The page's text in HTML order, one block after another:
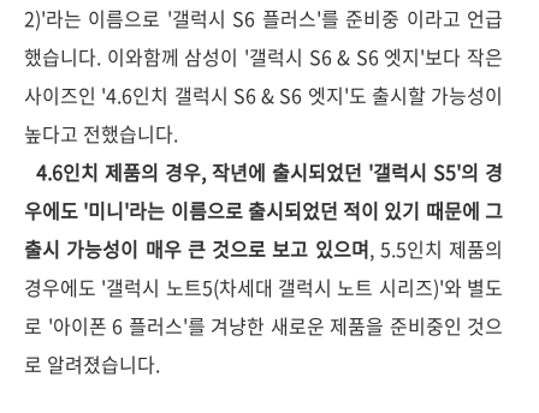
2)'라는 이름으로 '갤럭시 S6 플러스'를 준비중 이라고 언급
했습니다. 이와함께 삼성이 '갤럭시 S6 & S6 엣지'보다 작은
사이즈인 '4.6인치 갤럭시 S6 & S6 엣지'도 출시할 가능성이
높다고 전했습니다.
4.6인치 제품의 경우, 작년에 출시되었던 '갤럭시 S5'의 경
우에도 '미니'라는 이름으로 출시되었던 적이 있기 때문에 그
출시 가능성이 매우 큰 것으로 보고 있으며, 5.5인치 제품의
경우에도 '갤럭시 노트5(차세대 갤럭시 노트 시리즈)'와 별도
로 '아이폰 6 플러스'를 겨냥한 새로운 제품을 준비중인 것으
로 알려졌습니다.